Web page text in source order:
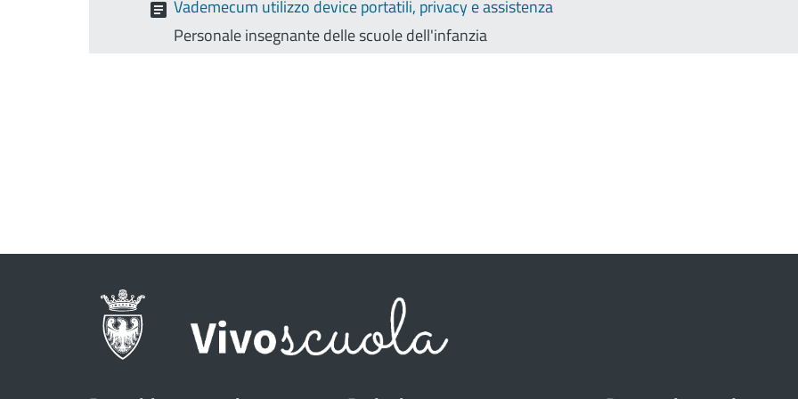
Vademecum utilizzo device portatili, privacy e assistenza
Personale insegnante delle scuole dell'infanzia